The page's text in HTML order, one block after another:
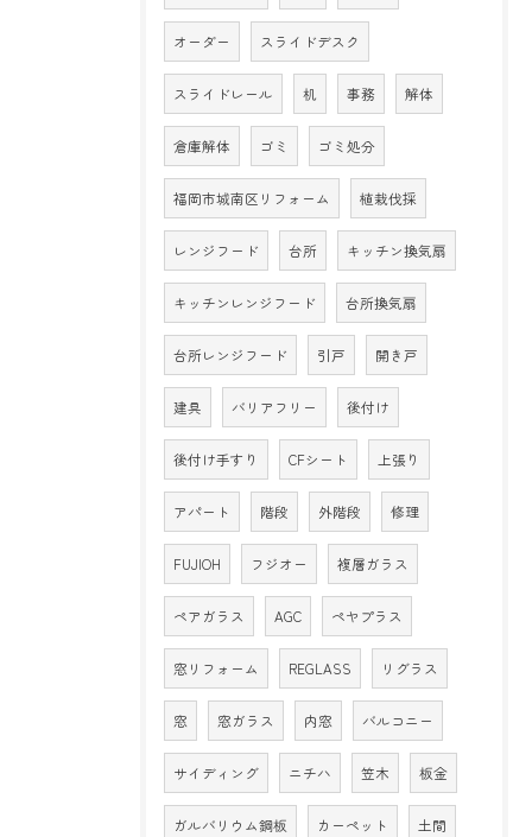
オーダー スライドデスク
スライドレール 机 事務 解体
倉庫解体 ゴミ ゴミ処分
福岡市城南区リフォーム 植栽伐採
レンジフード 台所 キッチン換気扇
キッチンレンジフード 台所換気扇
台所レンジフード 引戸 開き戸
建具 バリアフリー 後付け
後付け手すり CFシート 上張り
アパート 階段 外階段 修理
FUJIOH フジオー 複層ガラス
ペアガラス AGC ペヤプラス
窓リフォーム REGLASS リグラス
窓 窓ガラス 内窓 バルコニー
サイディング ニチハ 笠木 板金
ガルバリウム鋼板 カーペット 土間